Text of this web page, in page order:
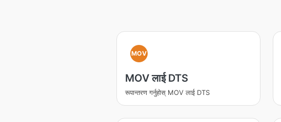
MOV
MOV लाई DTS
रूपान्तरण गर्नुहोस् MOV लाई DTS